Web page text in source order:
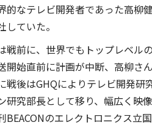
的なテレビ開発者であった高柳
していた。
戦前に、世界でもトップレベル
開始直前に計画が中断、高柳さ
戦後はGHQによりテレビ開発
研究部長として移り、幅広く映
BEACONのエレクトロニクス立